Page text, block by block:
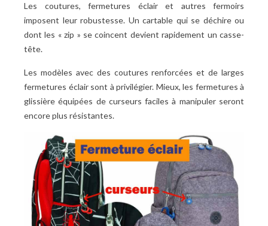
Les coutures, fermetures éclair et autres fermoirs
imposent leur robustesse. Un cartable qui se déchire ou
dont les « zip » se coincent devient rapidement un casse-
tête.
Les modèles avec des coutures renforcées et de larges
fermetures éclair sont à privilégier. Mieux, les fermetures à
glissière équipées de curseurs faciles à manipuler seront
encore plus résistantes.